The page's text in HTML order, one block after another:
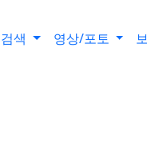
색 영상/포토